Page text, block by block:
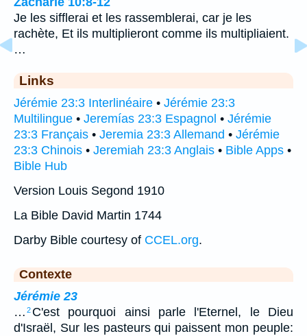
Je les sifflerai et les rassemblerai, car je les
rachète, Et ils multiplieront comme ils multipliaient.
…
Links
Jérémie 23:3 Interlinéaire • Jérémie 23:3
Multilingue • Jeremías 23:3 Espagnol • Jérémie
23:3 Français • Jeremia 23:3 Allemand • Jérémie
23:3 Chinois • Jeremiah 23:3 Anglais • Bible Apps •
Bible Hub
Version Louis Segond 1910
La Bible David Martin 1744
Darby Bible courtesy of CCEL.org.
Contexte
Jérémie 23
… 2 C'est pourquoi ainsi parle l'Eternel, le Dieu
d'Israël, Sur les pasteurs qui paissent mon peuple: